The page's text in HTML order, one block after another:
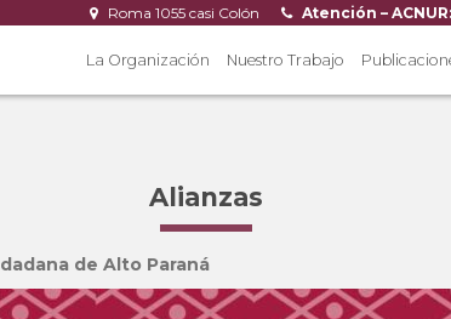
Roma 1055 casi Colón Atención – ACNUR:
La Organización Nuestro Trabajo
Alianzas
de Alto Paraná